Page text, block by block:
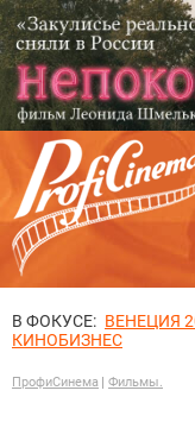
В ФОКУСЕ: ВЕНЕЦИЯ
КИНОБИЗНЕС
ПрофиСинема Фильмы.